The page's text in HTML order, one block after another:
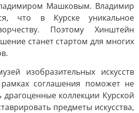
Машковым. Владимир
что в Курске уникальное
Поэтому Хинштейн
станет стартом для многих
изобразительных искусств
соглашения поможет не
драгоценные коллекции Курской
предметы искусства,